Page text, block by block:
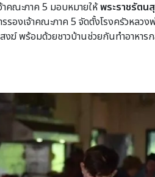
าคณะภาค 5 มอบหมายให้พระราชรัตน
รรองเจ้าคณะภาค 5 จัดตั้งโรงครัวหล
พร้อมด้วยชาวบ้านช่วยกันทำอาหารก